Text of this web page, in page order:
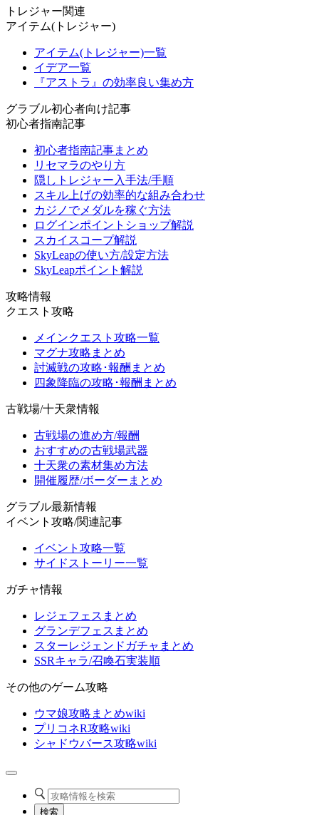
トレジャー関連
アイテム(トレジャー)
アイテム(トレジャー)一覧
イデア一覧
『アストラ』の効率良い集め方
グラブル初心者向け記事
初心者指南記事
初心者指南記事まとめ
リセマラのやり方
隠しトレジャー入手法/手順
スキル上げの効率的な組み合わせ
カジノでメダルを稼ぐ方法
ログインポイントショップ解説
スカイスコープ解説
SkyLeapの使い方/設定方法
SkyLeapポイント解説
攻略情報
クエスト攻略
メインクエスト攻略一覧
マグナ攻略まとめ
討滅戦の攻略･報酬まとめ
四象降臨の攻略･報酬まとめ
古戦場/十天衆情報
古戦場の進め方/報酬
おすすめの古戦場武器
十天衆の素材集め方法
開催履歴/ボーダーまとめ
グラブル最新情報
イベント攻略/関連記事
イベント攻略一覧
サイドストーリー一覧
ガチャ情報
レジェフェスまとめ
グランデフェスまとめ
スターレジェンドガチャまとめ
SSRキャラ/召喚石実装順
その他のゲーム攻略
ウマ娘攻略まとめwiki
プリコネR攻略wiki
シャドウバース攻略wiki
検索